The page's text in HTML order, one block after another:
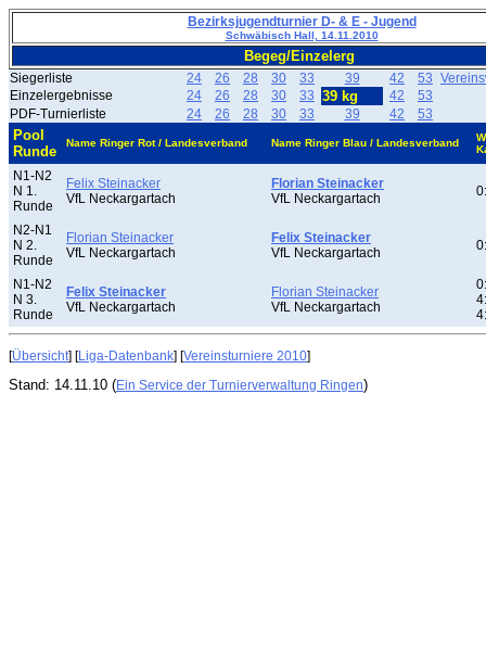
Bezirksjugendturnier D- & E - Jugend
Schwäbisch Hall, 14.11.2010
Begeg/Einzelerg
Siegerliste 24 26 28 30 33 39 42 53
Einzelergebnisse
24 26 28 30 33 39 kg 42
53
PDF-Turnierliste
24 26 28 30 33 39 42 53
Pool
Runde
Name Ringer Rot / Landesverband Name Ringer Blau / Landesverband
N1-N2
N 1.
Runde
Felix Steinacker
VfL Neckargartach
Florian Steinacker
VfL Neckargartach
N2-N1
N 2.
Runde
Florian Steinacker
VfL Neckargartach
Felix Steinacker
VfL Neckargartach
N1-N2
N 3.
Runde
Felix Steinacker
VfL Neckargartach
Florian Steinacker
VfL Neckargartach
[Übersicht] [Liga-Datenbank] [Vereinsturniere 2010]
Stand: 14.11.10 (Ein Service der Turnierverwaltung Ringen)